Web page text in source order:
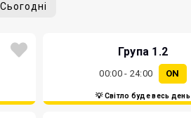
Сьогодні
Група 1.2
00:00 - 24:00 ON
💡 Світло буде весь день